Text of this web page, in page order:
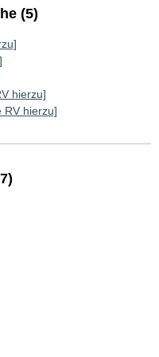
(5)
hierzu]
RV hierzu]